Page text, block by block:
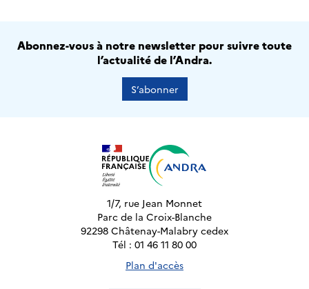
Abonnez-vous à notre newsletter pour suivre toute
l’actualité de l’Andra.
S’abonner
1/7, rue Jean Monnet
Parc de la Croix-Blanche
92298 Châtenay-Malabry cedex
Tél : 01 46 11 80 00
Plan d'accès